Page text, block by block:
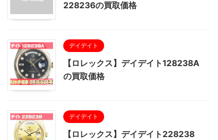
228236の買取価格
デイデイト
【ロレックス】デイデイト128238A
の買取価格
デイデイト
【ロレックス】デイデイト228238